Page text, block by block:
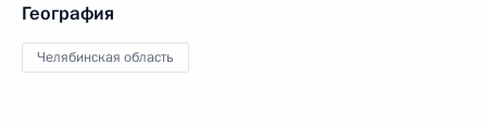
География
Челябинская область